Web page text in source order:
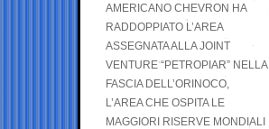
AMERICANO CHEVRON HA
RADDOPPIATO L’AREA
ASSEGNATA ALLA JOINT
VENTURE “PETROPIAR” NELLA
FASCIA DELL’ORINOCO,
L’AREA CHE OSPITA LE
MAGGIORI RISERVE MONDIALI